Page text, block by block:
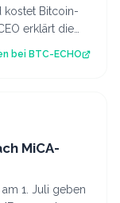
kostet Bitcoin-
erklärt die
bei BTC-ECHO
MiCA-
1. Juli geben